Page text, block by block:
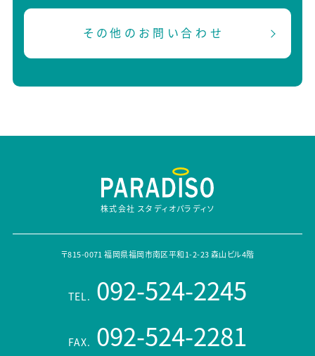
その他のお問い合わせ
株式会社 スタディオパラディソ
〒815-0071 福岡県福岡市南区平和1-2-23 森山ビル4階
TEL. 092-524-2245
FAX. 092-524-2281